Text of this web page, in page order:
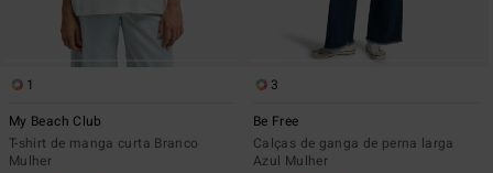
1
My Beach Club
T-shirt de manga curta Branco
Mulher
3
Be Free
Calças de ganga de perna larga
Azul Mulher